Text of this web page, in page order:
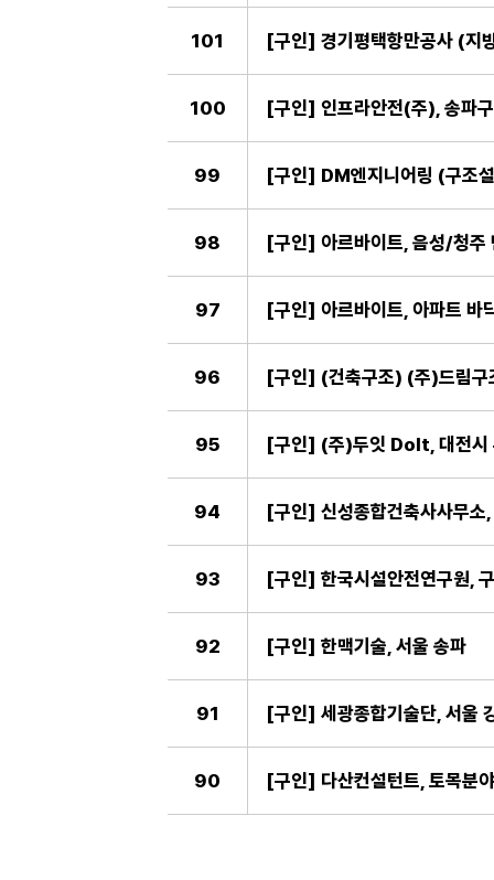
101 [구인] 경기평택항만공사 (지
100 [구인] 인프라안전(주), 송파구
99
98 [구인] 아르바이트, 음성/청주
97 [구인] 아르바이트, 아파트 바
96 [구인] (건축구조) (주)드림구
95 [구인] (주)두잇 DoIt, 대전시
94 [구인] 신성종합건축사사무소
93 [구인] 한국시설안전연구원,
92 [구인] 한맥기술, 서울 송파
91 [구인] 세광종합기술단, 서울
90 [구인] 다산컨설턴트, 토목분